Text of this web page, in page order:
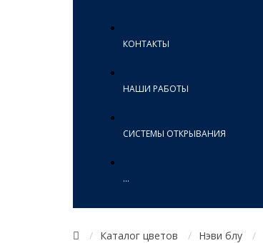
КОНТАКТЫ
НАШИ РАБОТЫ
СИСТЕМЫ ОТКРЫВАНИЯ
...
Каталог цветов Нэви блу